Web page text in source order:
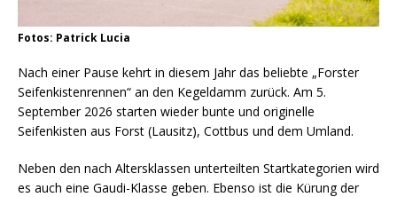
Fotos: Patrick Lucia
Nach einer Pause kehrt in diesem Jahr das beliebte „Forster
Seifenkistenrennen“ an den Kegeldamm zurück. Am 5.
September 2026 starten wieder bunte und originelle
Seifenkisten aus Forst (Lausitz), Cottbus und dem Umland.
Neben den nach Altersklassen unterteilten Startkategorien wird
es auch eine Gaudi-Klasse geben. Ebenso ist die Kürung der